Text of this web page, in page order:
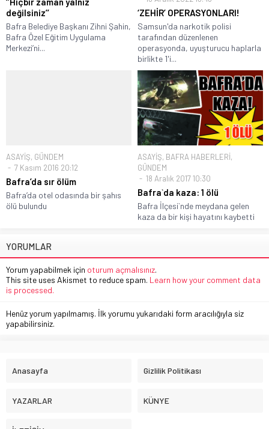
değilsiniz’’
Bafra Belediye Başkanı Zihni Şahin,
Bafra Özel Eğitim Uygulama
Merkezi’ni...
‘ZEHİR’ OPERASYONLARI!
Samsun'da narkotik polisi
tarafından düzenlenen
operasyonda, uyuşturucu haplarla
birlikte 1'i...
ASAYİŞ, GÜNDEM
7 Kasım 2016 20:12
Bafra’da sır ölüm
Bafra’da otel odasında bir şahıs
ölü bulundu
ASAYİŞ, BAFRA HABERLERİ,
GÜNDEM
18 Aralık 2017 10:30
Bafra`da kaza: 1 ölü
Bafra İlçesi`nde meydana gelen
kaza da bir kişi hayatını kaybetti
YORUMLAR
Yorum yapabilmek için oturum açmalısınız.
This site uses Akismet to reduce spam. Learn how your comment data
is processed.
Henüz yorum yapılmamış. İlk yorumu yukarıdaki form aracılığıyla siz
yapabilirsiniz.
Anasayfa Gizlilik Politikası
YAZARLAR KÜNYE